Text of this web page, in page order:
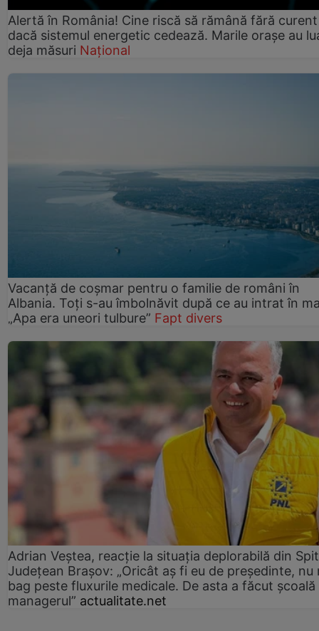
Alertă în România! Cine riscă să rămână fără curent
dacă sistemul energetic cedează. Marile orașe au
deja măsuri Național
Vacanță de coșmar pentru o familie de români în
Albania. Toți s-au îmbolnăvit după ce au intrat în
„Apa era uneori tulbure” Fapt divers
Adrian Veștea, reacție la situația deplorabilă din
Județean Brașov: „Oricât aș fi eu de președinte, nu
bag peste fluxurile medicale. De asta a făcut școală
managerul” actualitate.net